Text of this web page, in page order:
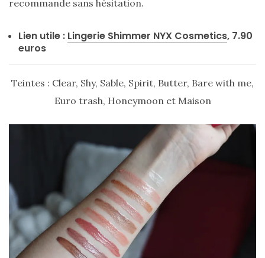
Digital/Blogging
DIY/Recettes
(15)
Lecture/Séries
Vie
quotidienne/Maison
(502)
Actualités
mode
(5)
recommande sans hésitation.
Lien utile : Lingerie Shimmer NYX Cosmetics, 7.90
euros
Teintes : Clear, Shy, Sable, Spirit, Butter, Bare with me,
Euro trash, Honeymoon et Maison